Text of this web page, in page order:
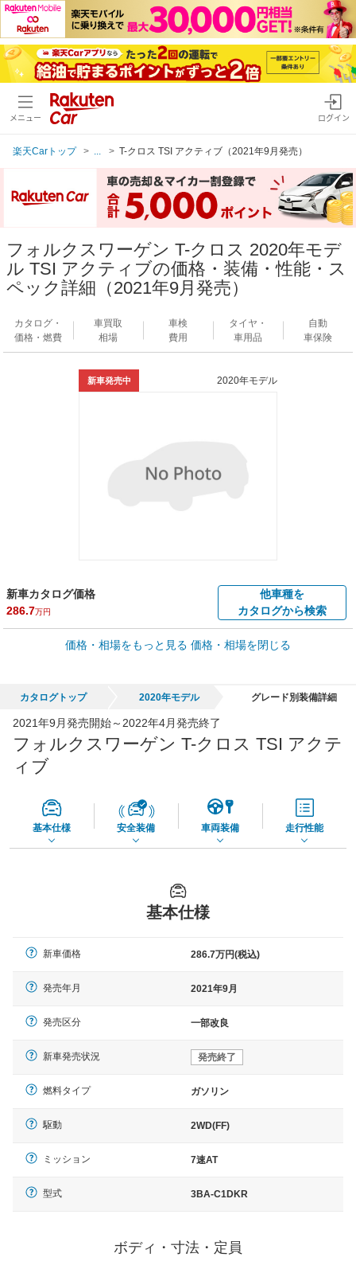
メニュー ログイン
楽天Carトップ T-クロス TSI アクティブ（2021年9月発売）
フォルクスワーゲン T-クロス 2020年モデ
ル TSI アクティブの価格・装備・性能・ス
ペック詳細（2021年9月発売）
カタログ・
価格・燃費
車買取
相場
車検
費用
タイヤ・
車用品
自動
車保険
新車発売中 2020年モデル
新車カタログ価格
286.7万円
他車種を
カタログから検索
車買取価格 *
車買取相場
65,050円
*当該価格は車種別の価格となります。
価格・相場をもっと見る 価格・相場を閉じる
カタログトップ 2020年モデル グレード別装備詳細
2021年9月発売開始～2022年4月発売終了
フォルクスワーゲン T-クロス TSI アクテ
ィブ
基本仕様 安全装備 車両装備 走行性能
基本仕様
新車価格 286.7万円(税込)
発売年月 2021年9月
発売区分 一部改良
新車発売状況 発売終了
燃料タイプ ガソリン
駆動 2WD(FF)
ミッション 7速AT
型式 3BA-C1DKR
ボディ・寸法・定員